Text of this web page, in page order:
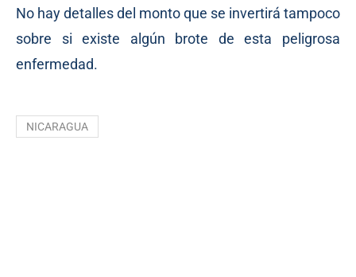
No hay detalles del monto que se invertirá tampoco
sobre si existe algún brote de esta peligrosa
enfermedad.
NICARAGUA